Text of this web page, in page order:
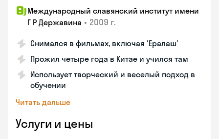
Международный славянский институт имени
Г Р Державина • 2009 г.
Снимался в фильмах, включая 'Ералаш'
Прожил четыре года в Китае и учился там
Использует творческий и веселый подход в
обучении
Читать дальше
Услуги и цены